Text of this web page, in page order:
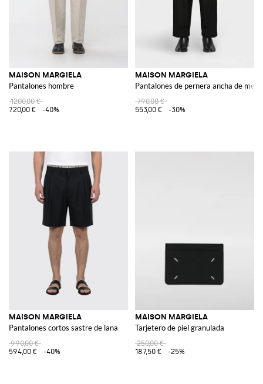
MAISON MARGIELA
Pantalones hombre
1200,00 €
720,00 €
-40%
MAISON MARGIELA
Pantalones de pernera ancha de
790,00 €
553,00 €
-30%
MAISON MARGIELA
Pantalones cortos sastre de lana
990,00 €
594,00 €
-40%
MAISON MARGIELA
Tarjetero de piel granulada
250,00 €
187,50 €
-25%